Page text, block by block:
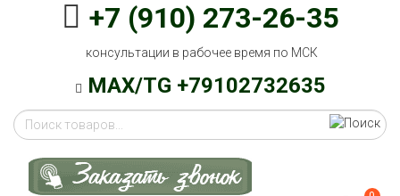
+7 (910) 273-26-35
консультации в рабочее время по МСК
MAX/TG +79102732635